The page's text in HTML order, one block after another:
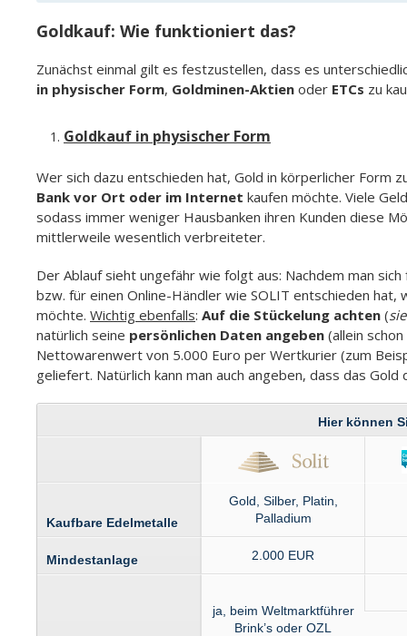
Goldkauf: Wie funktioniert das?
Zunächst einmal gilt es festzustellen, dass es
in physischer Form, Goldminen-Aktien oder ETCs zu
Goldkauf in physischer Form
Wer sich dazu entschieden hat, Gold in körperlicher Form
Bank vor Ort oder im Internet kaufen möchte. Viele
sodass immer weniger Hausbanken ihren Kunden diese
mittlerweile wesentlich verbreiteter.
Der Ablauf sieht ungefähr wie folgt aus: Nachdem man
bzw. für einen Online-Händler wie SOLIT entschieden
möchte. Wichtig ebenfalls: Auf die Stückelung achten (
natürlich seine persönlichen Daten angeben (allein
Nettowarenwert von 5.000 Euro per Wertkurier (zum
geliefert. Natürlich kann man auch angeben, dass das
Hier können
Kaufbare Edel­metalle
Gold, Silber, Platin,
Palladium
Mindest­anlage 2.000 EUR
ja, beim Welt­markt­führer
Brink’s oder OZL